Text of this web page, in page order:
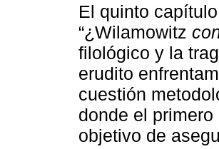
El quinto
“¿Wilamowitz
filológico y la
erudito
cuestión
donde el
objetivo de